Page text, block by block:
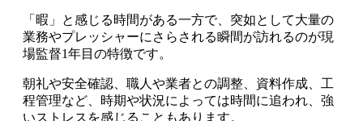
「暇」と感じる時間がある一方で、突如として大量の
業務やプレッシャーにさらされる瞬間が訪れるのが現
場監督1年目の特徴です。
朝礼や安全確認、職人や業者との調整、資料作成、工
程管理など、時期や状況によっては時間に追われ、強
いストレスを感じることもあります。